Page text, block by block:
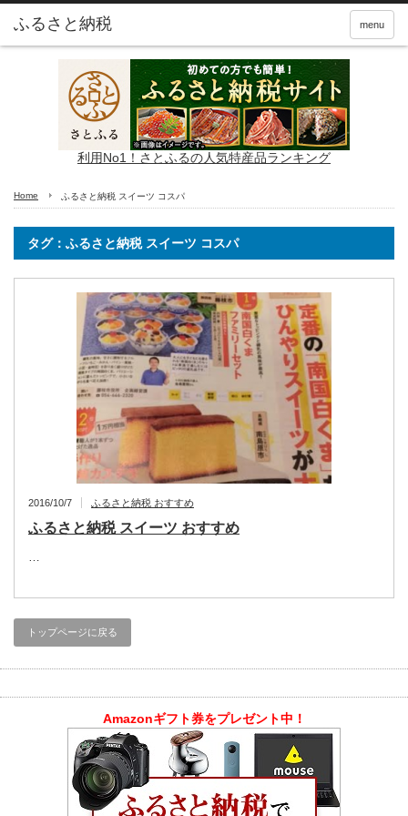
ふるさと納税 menu
利用No1！さとふるの人気特産品ランキング
Home ふるさと納税 スイーツ コスパ
タグ：ふるさと納税 スイーツ コスパ
2016/10/7 ふるさと納税 おすすめ
ふるさと納税 スイーツ おすすめ
…
トップページに戻る
Amazonギフト券をプレゼント中！